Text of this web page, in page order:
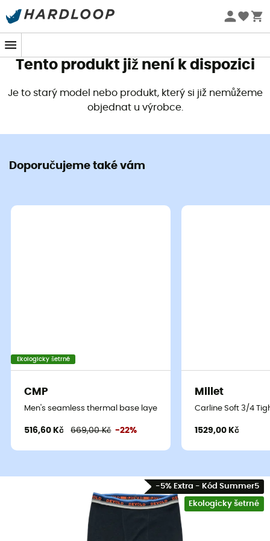
Letní akce 🔥 -5 % EXTRA při nákupu 2 produktů* s kódem
Tento produkt již není k dispozici
Je to starý model nebo produkt, který si již nemůžeme
objednat u výrobce.
Doporučujeme také vám
Ekologicky šetrné
CMP
Men's seamless thermal base layer t-shirt - Pánské funkční triko
516,60 Kč 669,00 Kč -22%
Millet
Carline Soft 3/4
1529,00 Kč
-5% Extra - Kód Summer5
Ekologicky šetrné